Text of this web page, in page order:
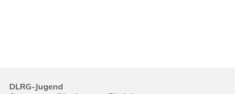
DLRG-Jugend